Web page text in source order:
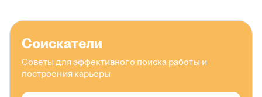
Соискатели
Советы для эффективного поиска работы и
построения карьеры